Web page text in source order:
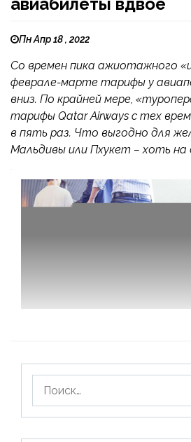
Пн Апр 18 , 2022
Со времен пика ажиотажного
феврале-марте тарифы у
вниз. По крайней мере,
тарифы Qatar Airways с тех
в пять раз. Что выгодно для
Мальдивы или Пхукет – хоть на